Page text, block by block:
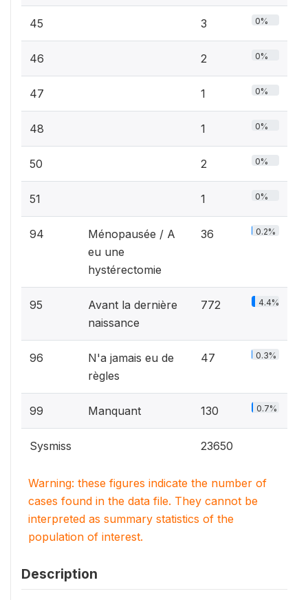
45 3 0%
46 2 0%
47 1 0%
48 1 0%
50 2 0%
51 1 0%
94
Ménopausée / A
eu une
hystérectomie
36 0.2%
95
Avant la dernière
naissance
772 4.4%
96
N'a jamais eu de
règles
47 0.3%
99 Manquant 130 0.7%
Sysmiss 23650
Warning: these figures indicate the number of
cases found in the data file. They cannot be
interpreted as summary statistics of the
population of interest.
Description